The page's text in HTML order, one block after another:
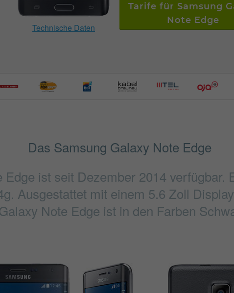
Technische Daten
Tarife für Samsung
Note Edge
Das Samsung Galaxy Note Edge
ist seit Dezember 2014 verfügbar.
Ausgestattet mit einem 5.6 Zoll
Note Edge ist in den Farben